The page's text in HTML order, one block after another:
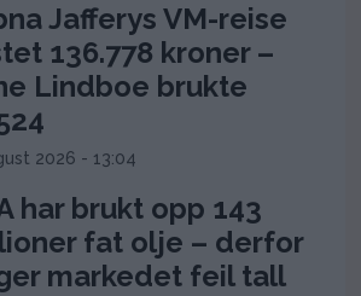
Jafferys VM-reise
136.778 kroner –
Lindboe brukte
2026 - 13:04
har brukt opp 143
fat olje – derfor
markedet feil tall